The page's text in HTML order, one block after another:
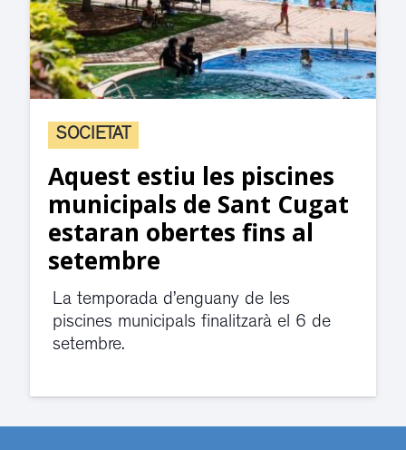
SOCIETAT
Aquest estiu les piscines
municipals de Sant Cugat
estaran obertes fins al
setembre
La temporada d’enguany de les
piscines municipals finalitzarà el 6 de
setembre.